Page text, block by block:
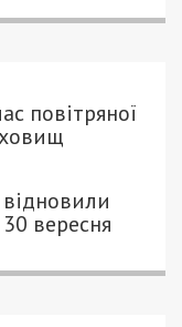
у місті
ДЛЯ
1581